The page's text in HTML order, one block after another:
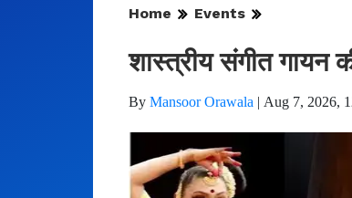
Home Events
शास्त्रीय संगीत गायन
By Mansoor Orawala | Aug 7, 2026,